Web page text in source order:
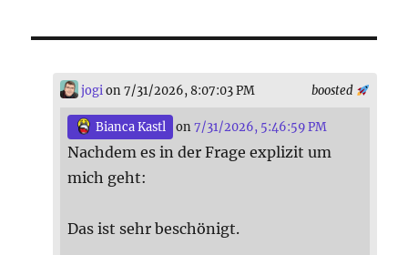
boosted
jogi on 7/31/2026, 8:07:03 PM
Bianca Kastl on7/31/2026, 5:46:59 PM
Nachdem es in der Frage explizit um
mich geht:
Das ist sehr beschönigt.